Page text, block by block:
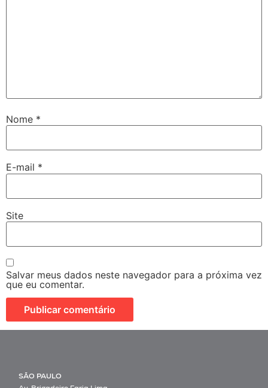
Nome *
E-mail *
Site
Salvar meus dados neste navegador para a próxima vez
que eu comentar.
SÃO PAULO